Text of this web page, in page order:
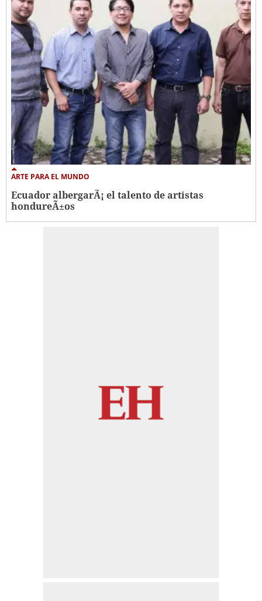
ARTE PARA EL MUNDO
Ecuador albergarÃ¡ el talento de artistas
hondureÃ±os